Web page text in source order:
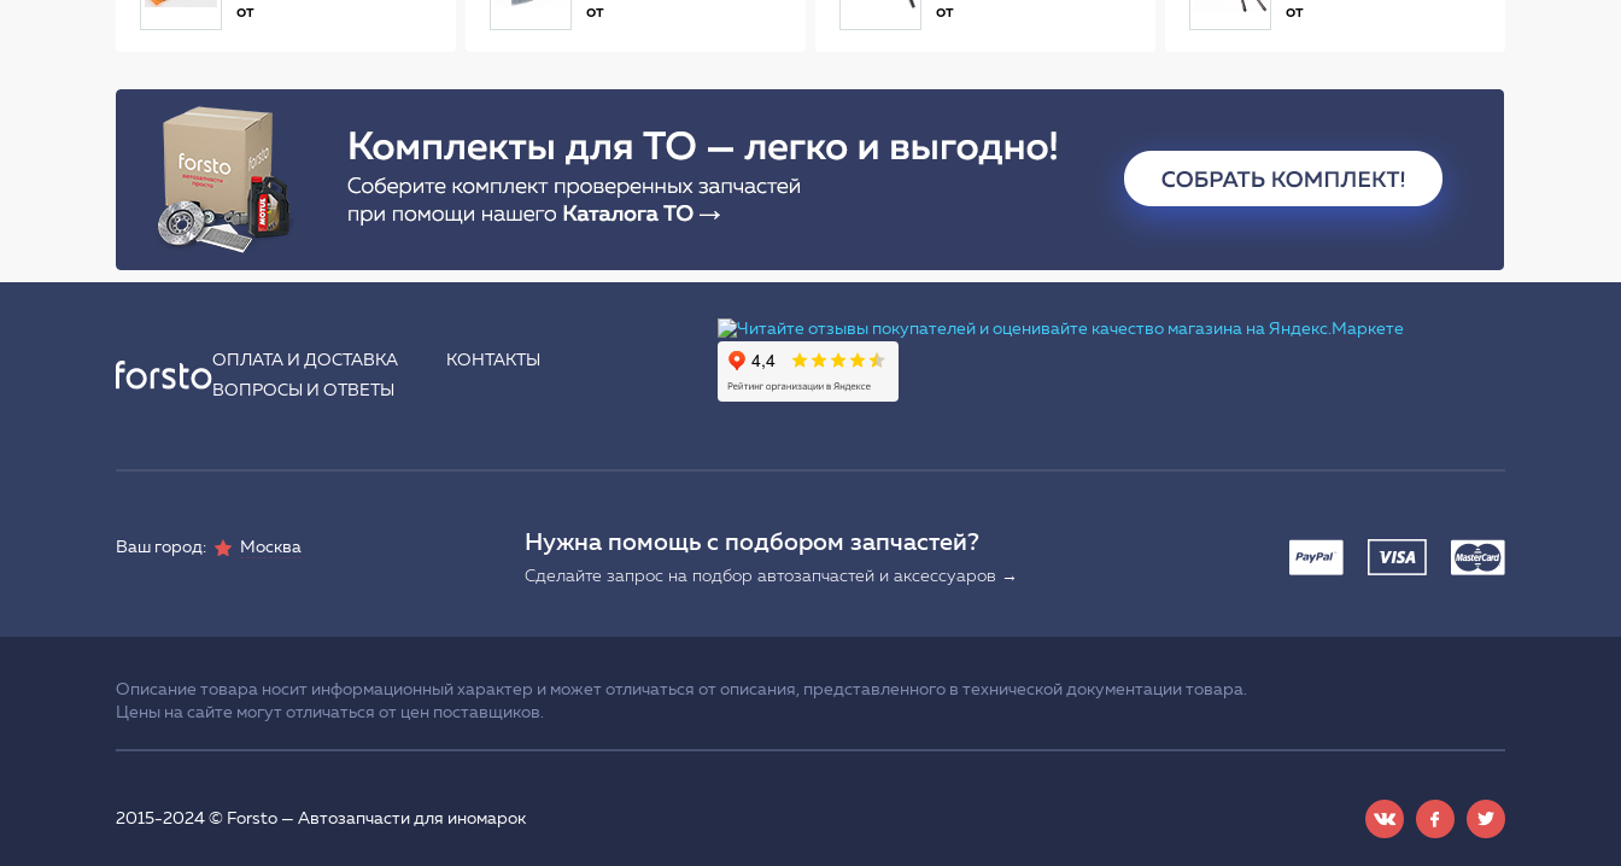
(34 см)
от
распушенной щетиной
от
стеклоочистителя
от
стеклоочистителя
от
ОПЛАТА И ДОСТАВКА
КОНТАКТЫ
ВОПРОСЫ И ОТВЕТЫ
Ваш город: Москва Нужна помощь с подбором запчастей?
Сделайте запрос на подбор автозапчастей и аксессуаров →
Описание товара носит информационный характер и может отличаться от описания, представленного в технической документации товара.
Цены на сайте могут отличаться от цен поставщиков.
2015-2024 © Forsto — Автозапчасти для иномарок